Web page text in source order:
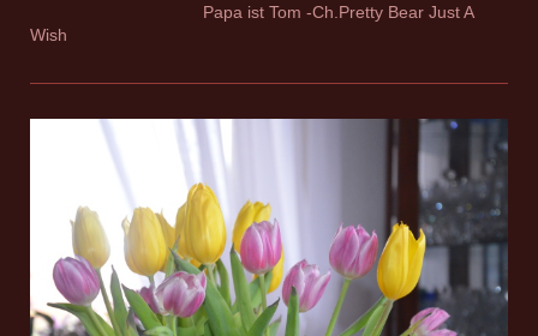
Papa ist Tom -Ch.Pretty Bear Just A
Wish